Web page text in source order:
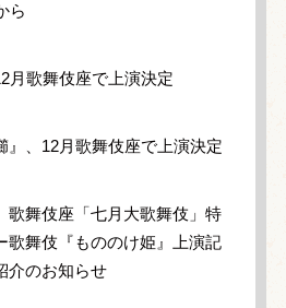
ら
月歌舞伎座で上演決定
』、12月歌舞伎座で上演決定
歌舞伎座「七月大歌舞伎」特
歌舞伎『もののけ姫』上演記
介のお知らせ